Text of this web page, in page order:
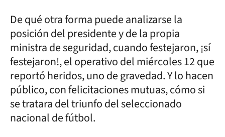
De qué otra forma puede analizarse la
posición del presidente y de la propia
ministra de seguridad, cuando festejaron, ¡sí
festejaron!, el operativo del miércoles 12 que
reportó heridos, uno de gravedad. Y lo hacen
público, con felicitaciones mutuas, cómo si
se tratara del triunfo del seleccionado
nacional de fútbol.